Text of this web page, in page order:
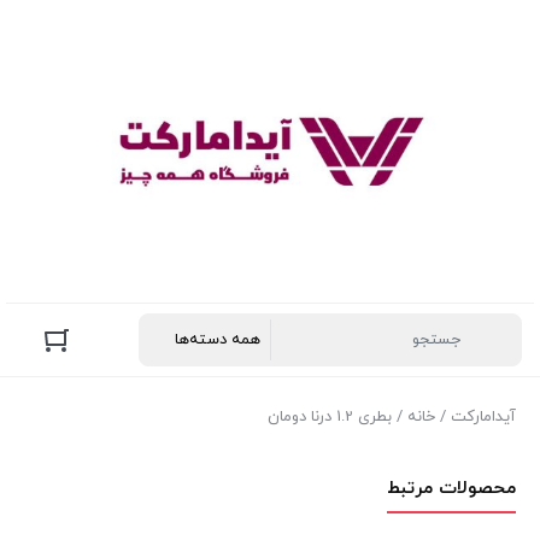
آیدامارکت / خانه / بطری 1.2 درنا دومان
محصولات مرتبط